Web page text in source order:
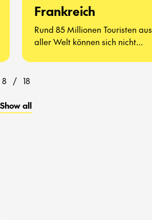
Frankreich
Rund 85 Millionen Touristen aus
aller Welt können sich nicht
8 / 18
Show all